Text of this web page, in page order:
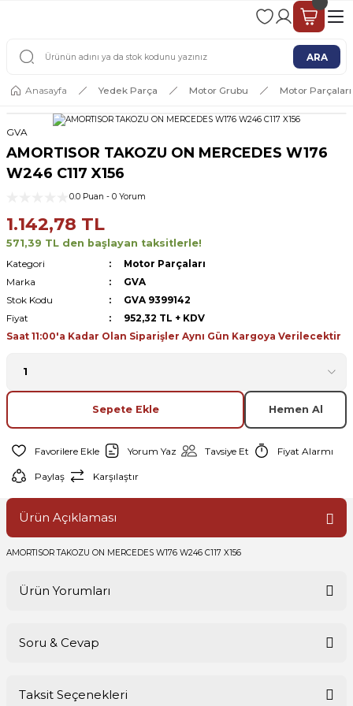
2 - 4 İŞ GÜNÜ İÇERİSİNDE KARGO
ARA
Anasayfa Yedek Parça Motor Grubu Motor Parçaları
GVA
AMORTISOR TAKOZU ON MERCEDES W176
W246 C117 X156
0.0 Puan - 0 Yorum
1.142,78 TL
571,39 TL den başlayan taksitlerle!
Kategori
Motor Parçaları
Marka
GVA
Stok Kodu
GVA 9399142
Fiyat
952,32 TL + KDV
Saat 11:00'a Kadar Olan Siparişler Aynı Gün Kargoya Verilecektir
Sepete Ekle Hemen Al
Yorum Yaz Tavsiye Et Fiyat Alarmı
Paylaş Karşılaştır
Ürün Açıklaması
AMORTISOR TAKOZU ON MERCEDES W176 W246 C117 X156
Ürün Yorumları
Soru & Cevap
Taksit Seçenekleri